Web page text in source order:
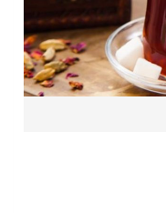
المنتخب السعودي ينافس (64) دولة في أولمبياد الفلك والفيزياء الفلكية الدولي بالهند
كأس العالم للرياضات الإلكترونية: فريق Karmine Corp الفرنسي بطلًا لبطولة Rocket League